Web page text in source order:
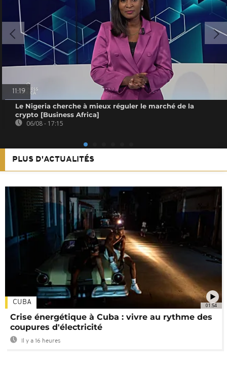
11:19
Le Nigeria cherche à mieux réguler le marché de la
crypto [Business Africa]
06/08 - 17:15
PLUS D'ACTUALITÉS
01:54
CUBA
Crise énergétique à Cuba : vivre au rythme des
coupures d'électricité
Il y a 16 heures